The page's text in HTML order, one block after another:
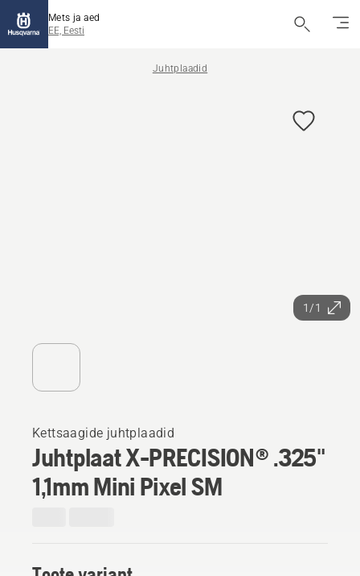
Mets ja aed
EE, Eesti
Juhtplaadid
1/1
Kettsaagide juhtplaadid
Juhtplaat X-PRECISION® .325"
1,1mm Mini Pixel SM